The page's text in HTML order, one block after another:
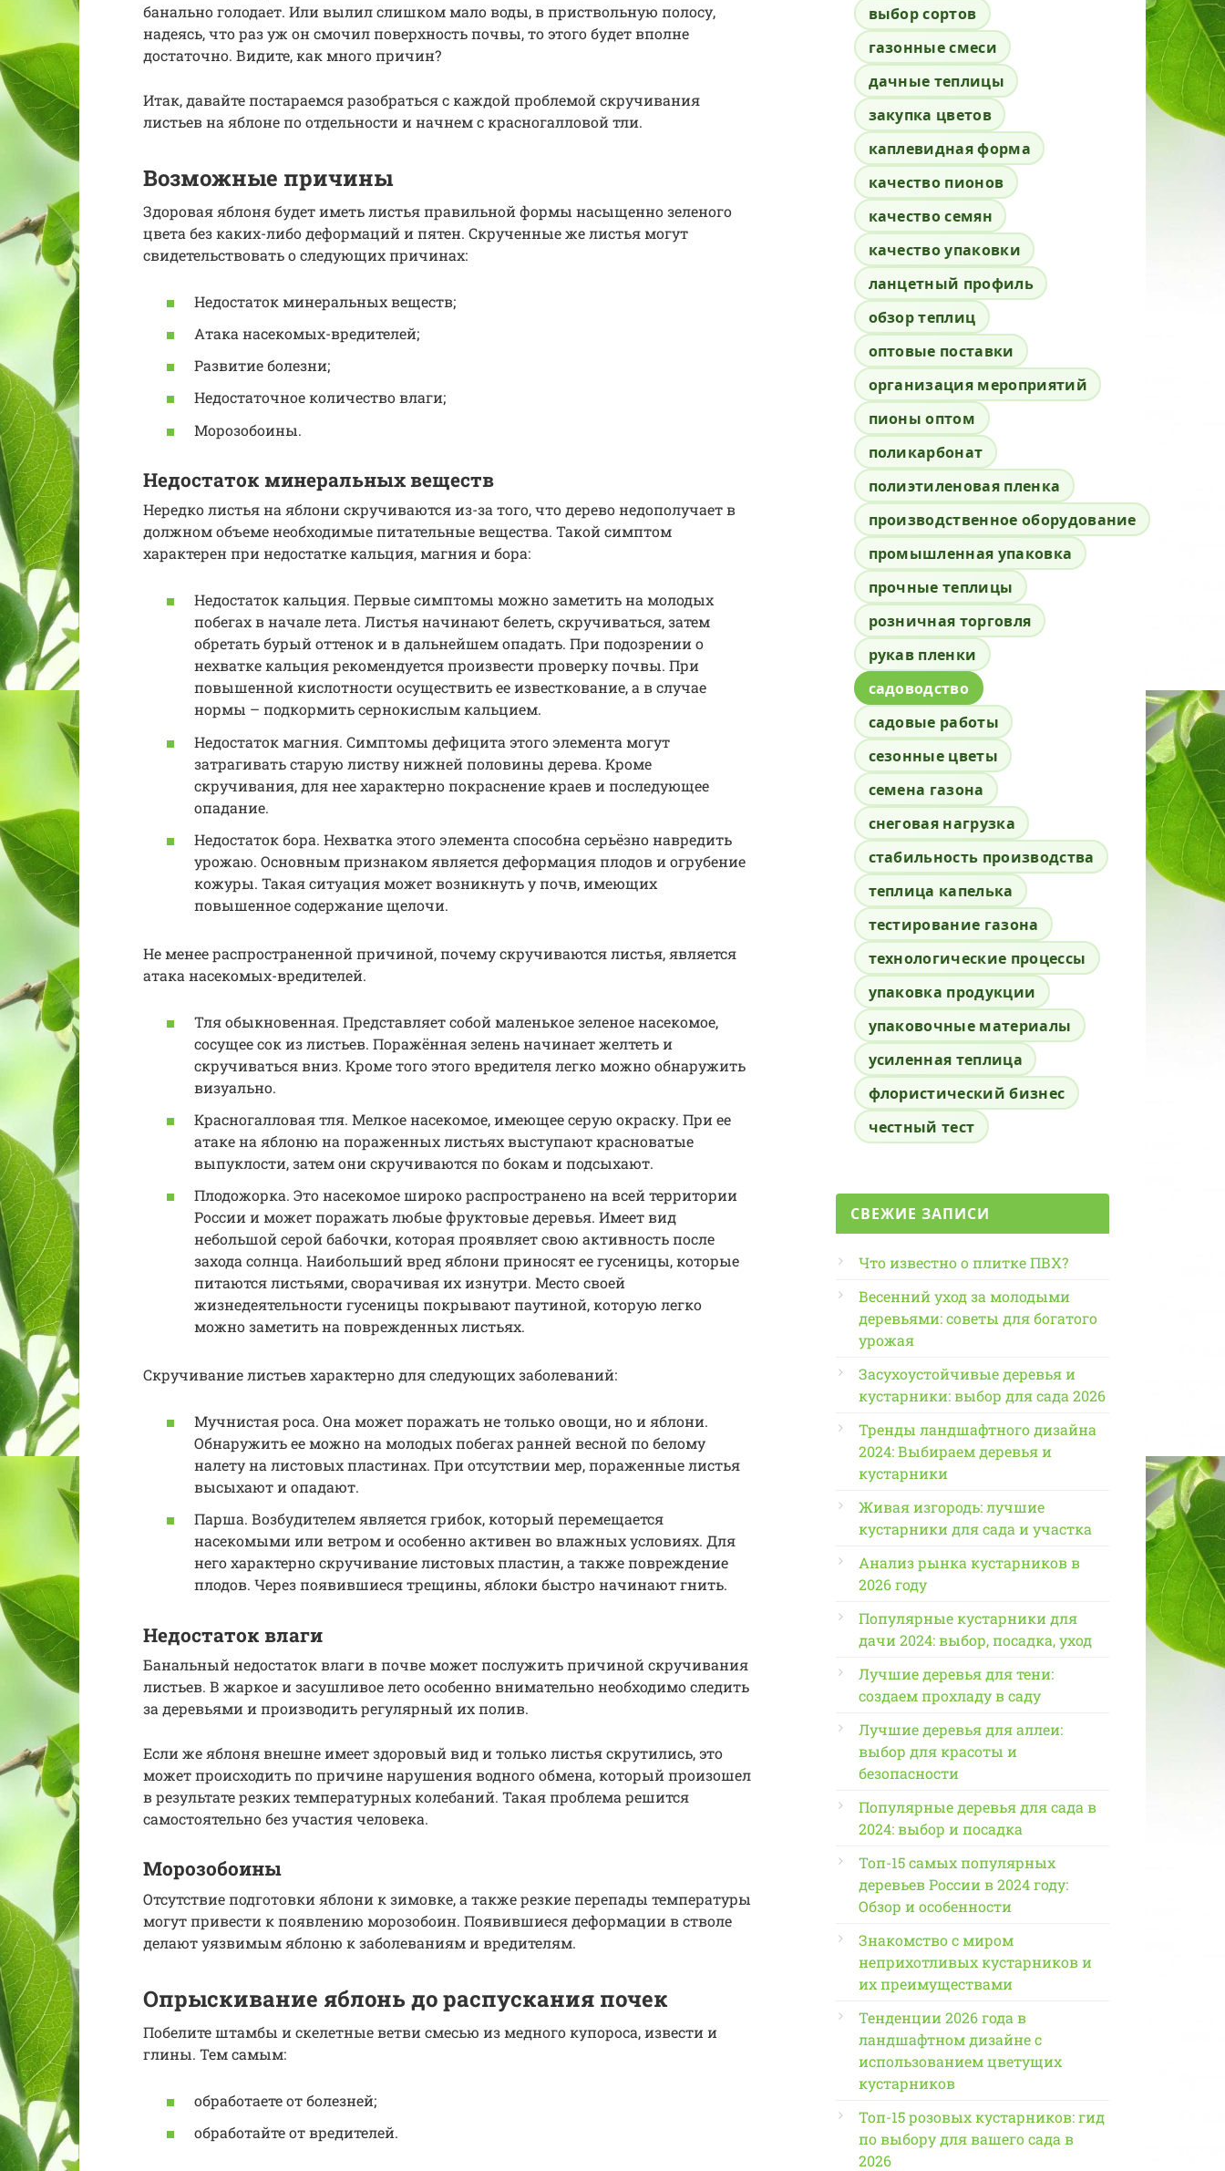
банально голодает. Или вылил слишком мало воды, в приствольную полосу,
надеясь, что раз уж он смочил поверхность почвы, то этого будет вполне
достаточно. Видите, как много причин?
Итак, давайте постараемся разобраться с каждой проблемой скручивания
листьев на яблоне по отдельности и начнем с красногалловой тли.
Возможные причины
Здоровая яблоня будет иметь листья правильной формы насыщенно зеленого
цвета без каких-либо деформаций и пятен. Скрученные же листья могут
свидетельствовать о следующих причинах:
Недостаток минеральных веществ;
Атака насекомых-вредителей;
Развитие болезни;
Недостаточное количество влаги;
Морозобоины.
Недостаток минеральных веществ
Нередко листья на яблони скручиваются из-за того, что дерево недополучает в
должном объеме необходимые питательные вещества. Такой симптом
характерен при недостатке кальция, магния и бора:
Недостаток кальция. Первые симптомы можно заметить на молодых
побегах в начале лета. Листья начинают белеть, скручиваться, затем
обретать бурый оттенок и в дальнейшем опадать. При подозрении о
нехватке кальция рекомендуется произвести проверку почвы. При
повышенной кислотности осуществить ее известкование, а в случае
нормы – подкормить сернокислым кальцием.
Недостаток магния. Симптомы дефицита этого элемента могут
затрагивать старую листву нижней половины дерева. Кроме
скручивания, для нее характерно покраснение краев и последующее
опадание.
Недостаток бора. Нехватка этого элемента способна серьёзно навредить
урожаю. Основным признаком является деформация плодов и огрубение
кожуры. Такая ситуация может возникнуть у почв, имеющих
повышенное содержание щелочи.
Не менее распространенной причиной, почему скручиваются листья, является
атака насекомых-вредителей.
Тля обыкновенная. Представляет собой маленькое зеленое насекомое,
сосущее сок из листьев. Поражённая зелень начинает желтеть и
скручиваться вниз. Кроме того этого вредителя легко можно обнаружить
визуально.
Красногалловая тля. Мелкое насекомое, имеющее серую окраску. При ее
атаке на яблоню на пораженных листьях выступают красноватые
выпуклости, затем они скручиваются по бокам и подсыхают.
Плодожорка. Это насекомое широко распространено на всей территории
России и может поражать любые фруктовые деревья. Имеет вид
небольшой серой бабочки, которая проявляет свою активность после
захода солнца. Наибольший вред яблони приносят ее гусеницы, которые
питаются листьями, сворачивая их изнутри. Место своей
жизнедеятельности гусеницы покрывают паутиной, которую легко
можно заметить на поврежденных листьях.
Скручивание листьев характерно для следующих заболеваний:
Мучнистая роса. Она может поражать не только овощи, но и яблони.
Обнаружить ее можно на молодых побегах ранней весной по белому
налету на листовых пластинах. При отсутствии мер, пораженные листья
высыхают и опадают.
Парша. Возбудителем является грибок, который перемещается
насекомыми или ветром и особенно активен во влажных условиях. Для
него характерно скручивание листовых пластин, а также повреждение
плодов. Через появившиеся трещины, яблоки быстро начинают гнить.
Недостаток влаги
Банальный недостаток влаги в почве может послужить причиной скручивания
листьев. В жаркое и засушливое лето особенно внимательно необходимо следить
за деревьями и производить регулярный их полив.
Если же яблоня внешне имеет здоровый вид и только листья скрутились, это
может происходить по причине нарушения водного обмена, который произошел
в результате резких температурных колебаний. Такая проблема решится
самостоятельно без участия человека.
Морозобоины
Отсутствие подготовки яблони к зимовке, а также резкие перепады температуры
могут привести к появлению морозобоин. Появившиеся деформации в стволе
делают уязвимым яблоню к заболеваниям и вредителям.
Опрыскивание яблонь до распускания почек
Побелите штамбы и скелетные ветви смесью из медного купороса, извести и
глины. Тем самым:
обработаете от болезней;
обработайте от вредителей.
выбор сортов
газонные смеси
дачные теплицы
закупка цветов
каплевидная форма
качество пионов
качество семян
качество упаковки
ланцетный профиль
обзор теплиц
оптовые поставки
организация мероприятий
пионы оптом
поликарбонат
полиэтиленовая пленка
производственное оборудование
промышленная упаковка
прочные теплицы
розничная торговля
рукав пленки
садоводство
садовые работы
сезонные цветы
семена газона
снеговая нагрузка
стабильность производства
теплица капелька
тестирование газона
технологические процессы
упаковка продукции
упаковочные материалы
усиленная теплица
флористический бизнес
честный тест
СВЕЖИЕ ЗАПИСИ
Что известно о плитке ПВХ?
Весенний уход за молодыми
деревьями: советы для богатого
урожая
Засухоустойчивые деревья и
кустарники: выбор для сада 2026
Тренды ландшафтного дизайна
2024: Выбираем деревья и
кустарники
Живая изгородь: лучшие
кустарники для сада и участка
Анализ рынка кустарников в
2026 году
Популярные кустарники для
дачи 2024: выбор, посадка, уход
Лучшие деревья для тени:
создаем прохладу в саду
Лучшие деревья для аллеи:
выбор для красоты и
безопасности
Популярные деревья для сада в
2024: выбор и посадка
Топ-15 самых популярных
деревьев России в 2024 году:
Обзор и особенности
Знакомство с миром
неприхотливых кустарников и
их преимуществами
Тенденции 2026 года в
ландшафтном дизайне с
использованием цветущих
кустарников
Топ-15 розовых кустарников: гид
по выбору для вашего сада в
2026